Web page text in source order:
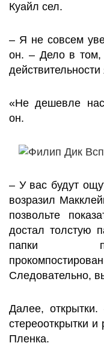
Куайл сел.
– Я не совсем
он. – Дело в том,
«Не дешевле
он.
– У вас будут
возразил
позвольте
достал толстую
папки
Следовательно,
Далее,
стереооткрытки
Пленка.